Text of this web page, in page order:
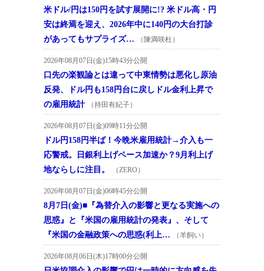
米ドル/円は150円を試す展開に!? 米ドル高・円
安は終焉を迎え、2026年中に140円の大台打診
があってもサプライズ…
（陳満咲杜）
2026年08月07日(金)15時43分公開
口先の楽観論とは違って中東情勢は悪化し原油
反発、ドル円も158円台に戻しドル金利上昇で
の雇用統計
（持田有紀子）
2026年08月07日(金)09時11分公開
ドル円158円半ば！今晩米雇用統計→介入も一
応警戒。日銀利上げペース加速か？9月利上げ
地ならしに注目。
（ZERO）
2026年08月07日(金)06時45分公開
8月7日(金)■『為替介入の影響と更なる実施への
思惑』と『米国の雇用統計の発表』、そして
『米国の金融政策への思惑(利上…
（羊飼い）
2026年08月06日(木)17時00分公開